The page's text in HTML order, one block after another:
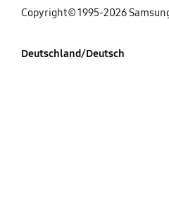
Copyright© 1995-2026
Deutschland/Deutsch